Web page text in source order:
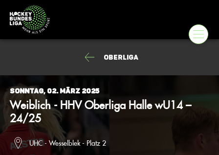
Oberliga
Sonntag, 02. März 2025
Weiblich - HHV Oberliga Halle wU14 –
24/25
UHC - Wesselblek - Platz 2